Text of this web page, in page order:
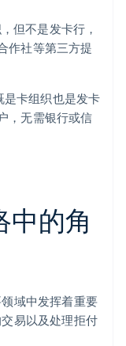
但不是发卡行，
作社等第三方提
卡组织也是发卡
，无需银行或信
中的角
域中发挥着重要
易以及处理拒付